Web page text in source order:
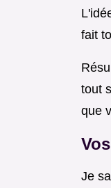
fait
tout
que
Je